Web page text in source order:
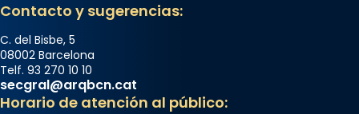
Contacto y sugerencias:
C. del Bisbe, 5
08002 Barcelona
Telf. 93 270 10 10
secgral@arqbcn.cat
Horario de atención al público: